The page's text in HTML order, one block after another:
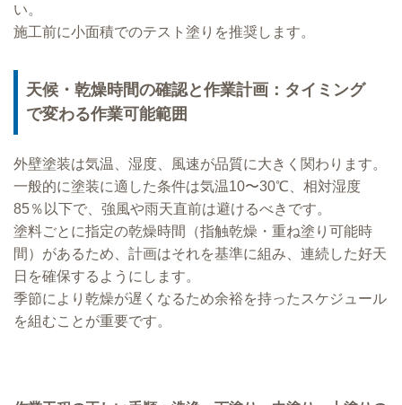
い。
施工前に小面積でのテスト塗りを推奨します。
天候・乾燥時間の確認と作業計画：タイミング
で変わる作業可能範囲
外壁塗装は気温、湿度、風速が品質に大きく関わります。
一般的に塗装に適した条件は気温10〜30℃、相対湿度
85％以下で、強風や雨天直前は避けるべきです。
塗料ごとに指定の乾燥時間（指触乾燥・重ね塗り可能時
間）があるため、計画はそれを基準に組み、連続した好天
日を確保するようにします。
季節により乾燥が遅くなるため余裕を持ったスケジュール
を組むことが重要です。